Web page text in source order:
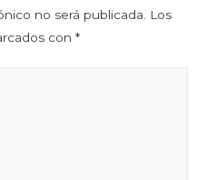
no será publicada.
Los
con *